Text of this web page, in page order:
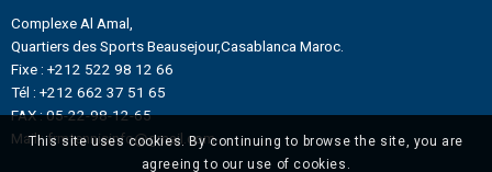
Complexe Al Amal,
Quartiers des Sports Beausejour,Casablanca Maroc.
Fixe : +212 522 98 12 66
Tél : +212 662 37 51 65
FAX : 05-22-98-12-65
Mail : frmtennisinfo@gmail.com
This site uses cookies. By continuing to browse the site, you are
agreeing to our use of cookies.